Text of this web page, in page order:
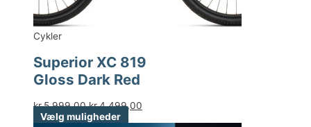
Cykler
Superior XC 819
Gloss Dark Red
kr.5.999,00 kr.4.499,00
Vælg muligheder